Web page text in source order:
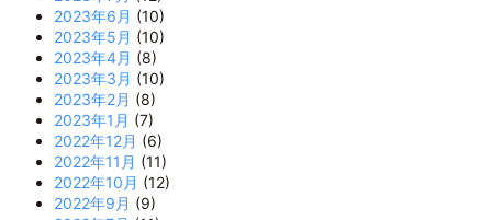
2023年6月 (10)
2023年5月 (10)
2023年4月 (8)
2023年3月 (10)
2023年2月 (8)
2023年1月 (7)
2022年12月 (6)
2022年11月 (11)
2022年10月 (12)
2022年9月 (9)